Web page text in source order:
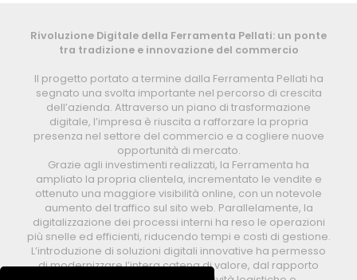
Rivoluzione Digitale della Ferramenta Pellati: un ponte
tra tradizione e innovazione del commercio
Il progetto portato a termine dalla Ferramenta Pellati ha
segnato una svolta importante nel percorso di crescita
dell’azienda. Attraverso un piano di trasformazione
digitale, l’impresa è riuscita a rafforzare la propria
presenza nel settore del commercio e a cogliere nuove
opportunità di mercato.
Grazie agli investimenti realizzati, la Ferramenta ha
ampliato la propria clientela, incrementato le vendite e
ottenuto una maggiore visibilità online, con un notevole
aumento del traffico sul sito web. Parallelamente, la
digitalizzazione dei processi interni ha reso le operazioni
più snelle ed efficienti, riducendo tempi e costi di gestione.
L’introduzione di soluzioni digitali innovative ha permesso
di modernizzare l’intera catena di valore, dal rapporto